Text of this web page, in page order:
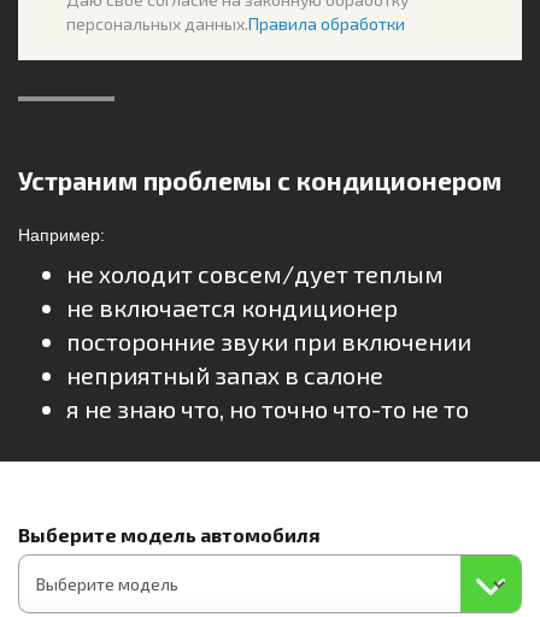
персональных данных.Правила обработки
Устраним проблемы с кондиционером
Например:
не холодит совсем/дует теплым
не включается кондиционер
посторонние звуки при включении
неприятный запах в салоне
я не знаю что, но точно что-то не то
Выберите модель автомобиля